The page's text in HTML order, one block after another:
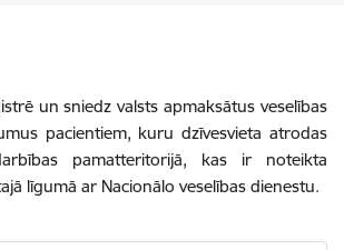
un sniedz valsts apmaksātus veselības
pacientiem, kuru dzīvesvieta atrodas
pamatteritorijā, kas ir noteikta
līgumā ar Nacionālo veselības dienestu.